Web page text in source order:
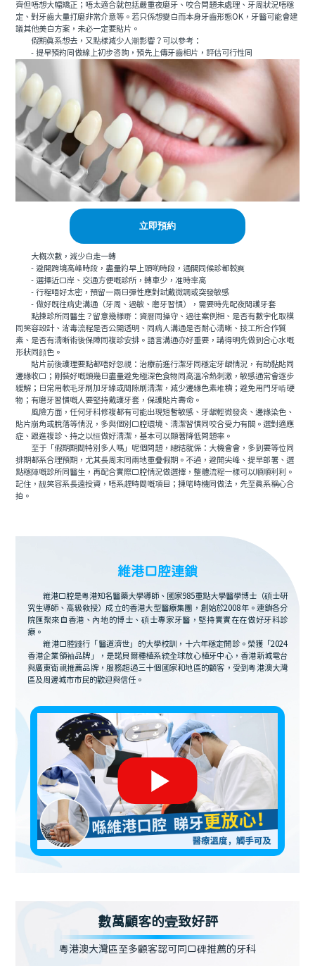
齊但唔想大幅矯正；唔太適合就包括嚴重夜磨牙、咬合問題未處理、牙周狀況唔穩
定、對牙齒大量打磨非常介意等。若只係想變白而本身牙齒形態OK，牙醫可能會建
議其他美白方案，未必一定要貼片。
假期真系想去，又點樣減少人潮影響？可以參考：
- 提早預約同做線上初步咨詢，預先上傳牙齒相片，評估可行性同
立即預約
大概次數，減少白走一轉
- 避開跨境高峰時段，盡量約早上頭啲時段，通關同候診都較爽
- 選擇近口岸、交通方便嘅診所，轉車少，准時率高
- 行程唔好太密，預留一兩日彈性應對試戴微調或突發敏感
- 做好既往病史溝通（牙周、過敏、磨牙習慣），需要時先配夜間護牙套
點揀診所同醫生？留意幾樣嘢：資曆同操守、過往案例相、是否有數字化取模
同笑容設計、消毒流程是否公開透明、同病人溝通是否耐心清晰、技工所合作質
素、是否有清晰術後保障同複診安排。語言溝通亦好重要，講得明先做到合心水嘅
形狀同顔色。
貼片前後護理要點都唔好忽視：治療前進行潔牙同穩定牙龈情況，有助黏貼同
邊緣收口；剛裝好嘅頭幾日盡量避免極深色食物同高溫冷熱刺激，敏感通常會逐步
緩解；日常用軟毛牙刷加牙線或間隙刷清潔，減少邊緣色素堆積；避免用門牙啃硬
物；有磨牙習慣嘅人要堅持戴護牙套，保護貼片壽命。
風險方面，任何牙科修複都有可能出現短暫敏感、牙龈輕微發炎、邊緣染色、
貼片崩角或脫落等情況，多與個別口腔環境、清潔習慣同咬合受力有關。選對適應
症、跟進複診、持之以恒做好清潔，基本可以顯著降低問題率。
至于「假期期間特別多人嗎」呢個問題，總結就係：大機會會，多到要等位同
排期都系合理預期，尤其長周末同兩地重疊假期。不過，避開尖峰、提早部署、選
點穩陣嘅診所同醫生，再配合實際口腔情況做選擇，整體流程一樣可以順順利利。
記住，靓笑容系長遠投資，唔系趕時間嘅項目；揀啱時機同做法，先至真系稱心合
拍。
維港口腔連鎖
維港口腔是粵港知名醫藥大學導師、國家985重點大學醫學博士（碩士研
究生導師、高級教授）成立的香港大型醫療集團，創始於2008年。連鎖各分
院匯聚來自香港、內地的博士、碩士專家牙醫，堅持實實在在做好牙科診
療。
維港口腔踐行「醫道濟世」的大學校訓，十六年穩定開診。榮獲「2024
香港企業領袖品牌」，是諾貝爾種植系統全球放心植牙中心，香港新城電台
與廣東衛視推薦品牌，服務超過三十個國家和地區的顧客，受到粵港澳大灣
區及周邊城市市民的歡迎與信任。
數萬顧客的壹致好評
粵港澳大灣區至多顧客認可同口碑推薦的牙科